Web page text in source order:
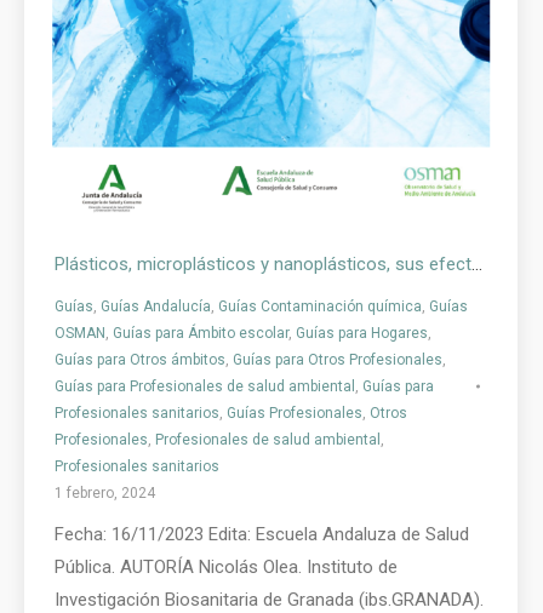
Plásticos, microplásticos y nanoplásticos, sus efectos sobre la salud humana – Guía para Profesionales
Guías, Guías Andalucía, Guías Contaminación química, Guías
OSMAN , Guías para Ámbito escolar, Guías para Hogares,
Guías para Otros ámbitos, Guías para Otros Profesionales,
Guías para Profesionales de salud ambiental , Guías para
Profesionales sanitarios, Guías Profesionales, Otros
Profesionales, Profesionales de salud ambiental ,
Profesionales sanitarios
1 febrero, 2024
Fecha: 16/11/2023 Edita: Escuela Andaluza de Salud
Pública. AUTORÍA Nicolás Olea. Instituto de
Investigación Biosanitaria de Granada (ibs.GRANADA).